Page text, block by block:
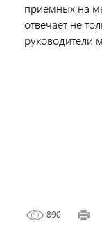
приемных на
отвечает не
руководители
890